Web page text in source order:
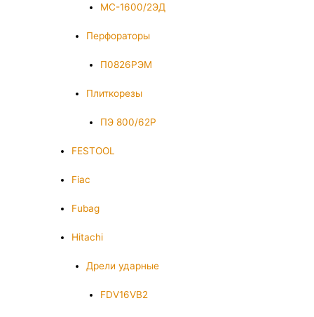
МС-1600/2ЭД
Перфораторы
П0826РЭМ
Плиткорезы
ПЭ 800/62Р
FESTOOL
Fiac
Fubag
Hitachi
Дрели ударные
FDV16VB2